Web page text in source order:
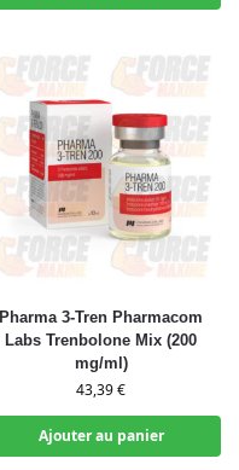
Pharma 3-Tren Pharmacom
Labs Trenbolone Mix (200
mg/ml)
43,39€
Ajouter au panier